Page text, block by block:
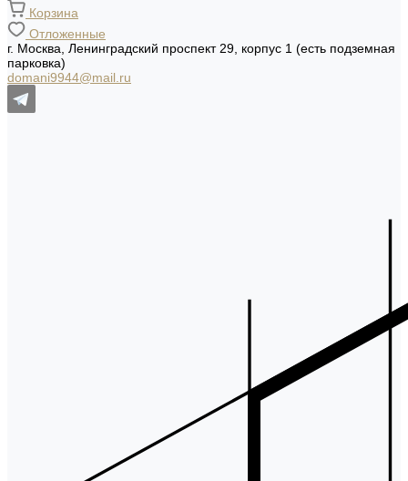
Корзина
Отложенные
г. Москва, Ленинградский проспект 29, корпус 1 (есть подземная
парковка)
domani9944@mail.ru